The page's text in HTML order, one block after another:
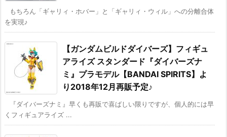
もちろん「ギャリィ・ホバー」と「ギャリィ・ウィル」への分離合体
を実現♪
【ガンダムビルドダイバーズ】フィギュ
アライズ スタンダード『ダイバーズナ
ミ』プラモデル【BANDAI SPIRITS】よ
り2018年12月再販予定♪
『ダイバーズナミ』早くも再販で喜ばしい限りですが、個人的には早
くフィギュアライズ ...